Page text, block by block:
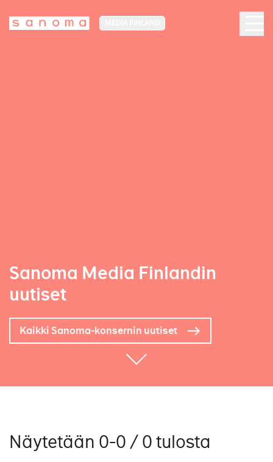
Sanoma Media Finlandin
uutiset
Kaikki Sanoma-konsernin uutiset
Näytetään 0-0 / 0 tulosta